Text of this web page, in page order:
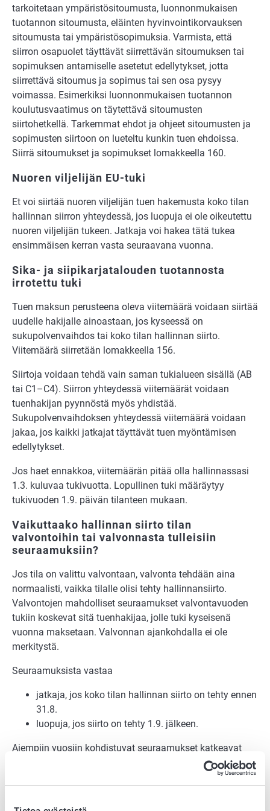
tarkoitetaan ympäristösitoumusta, luonnonmukaisen
tuotannon sitoumusta, eläinten hyvinvointikorvauksen
sitoumusta tai ympäristösopimuksia. Varmista, että
siirron osapuolet täyttävät siirrettävän sitoumuksen tai
sopimuksen antamiselle asetetut edellytykset, jotta
siirrettävä sitoumus ja sopimus tai sen osa pysyy
voimassa. Esimerkiksi luonnonmukaisen tuotannon
koulutusvaatimus on täytettävä sitoumusten
siirtohetkellä. Tarkemmat ehdot ja ohjeet sitoumusten ja
sopimusten siirtoon on lueteltu kunkin tuen ehdoissa.
Siirrä sitoumukset ja sopimukset lomakkeella 160.
Nuoren viljelijän EU-tuki
Et voi siirtää nuoren viljelijän tuen hakemusta koko tilan
hallinnan siirron yhteydessä, jos luopuja ei ole oikeutettu
nuoren viljelijän tukeen. Jatkaja voi hakea tätä tukea
ensimmäisen kerran vasta seuraavana vuonna.
Sika- ja siipikarjatalouden tuotannosta
irrotettu tuki
Tuen maksun perusteena oleva viitemäärä voidaan siirtää
uudelle hakijalle ainoastaan, jos kyseessä on
sukupolvenvaihdos tai koko tilan hallinnan siirto.
Viitemäärä siirretään lomakkeella 156.
Siirtoja voidaan tehdä vain saman tukialueen sisällä (AB
tai C1–C4). Siirron yhteydessä viitemäärät voidaan
tuenhakijan pyynnöstä myös yhdistää.
Sukupolvenvaihdoksen yhteydessä viitemäärä voidaan
jakaa, jos kaikki jatkajat täyttävät tuen myöntämisen
edellytykset.
Jos haet ennakkoa, viitemäärän pitää olla hallinnassasi
1.3. kuluvaa tukivuotta. Lopullinen tuki määräytyy
tukivuoden 1.9. päivän tilanteen mukaan.
Vaikuttaako hallinnan siirto tilan
valvontoihin tai valvonnasta tulleisiin
seuraamuksiin?
Jos tila on valittu valvontaan, valvonta tehdään aina
normaalisti, vaikka tilalle olisi tehty hallinnansiirto.
Valvontojen mahdolliset seuraamukset valvontavuoden
tukiin koskevat sitä tuenhakijaa, jolle tuki kyseisenä
vuonna maksetaan. Valvonnan ajankohdalla ei ole
merkitystä.
Seuraamuksista vastaa
jatkaja, jos koko tilan hallinnan siirto on tehty ennen
31.8.
luopuja, jos siirto on tehty 1.9. jälkeen.
Aiempiin vuosiin kohdistuvat seuraamukset katkeavat
pääsääntöisesti hallinnansiirtoon. Poikkeuksena ovat
esimerkiksi tilanteet, joissa aiempi tuenhakija jatkaa